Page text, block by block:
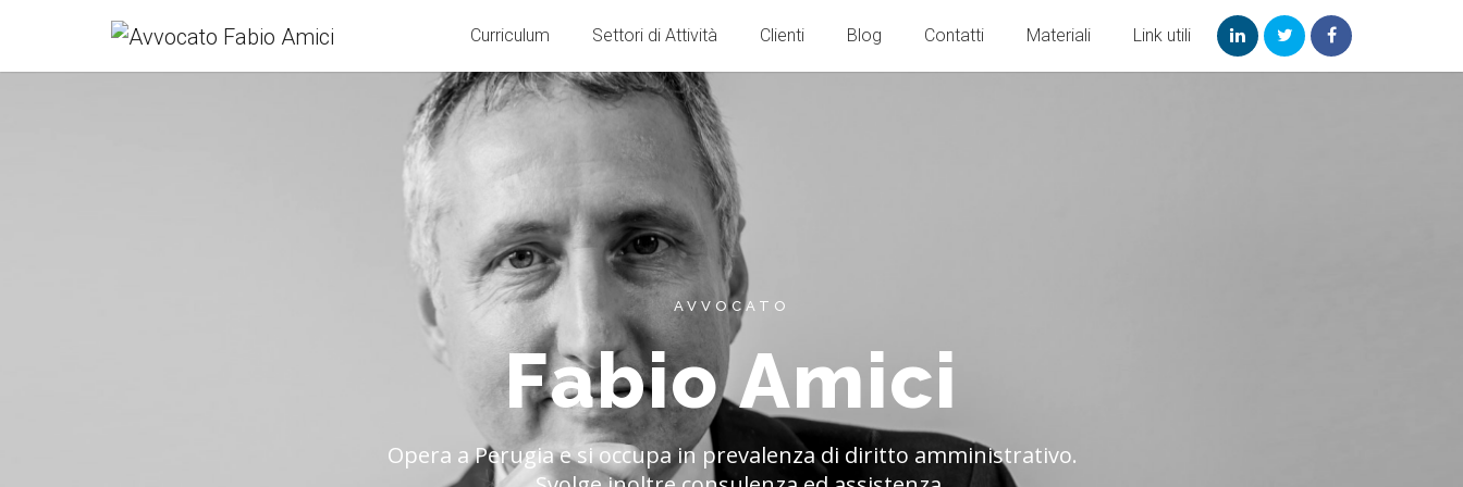
Curriculum Settori di Attività Clienti Blog Contatti Materiali Link utili
Fabio Amici
AVVOCATO
Opera a Perugia e si occupa in prevalenza di diritto amministrativo.